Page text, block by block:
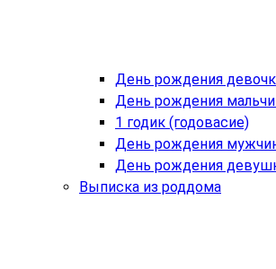
День рождения
День рождения
1 годик (годовасие)
День рождения
День рождения
Выписка из роддома